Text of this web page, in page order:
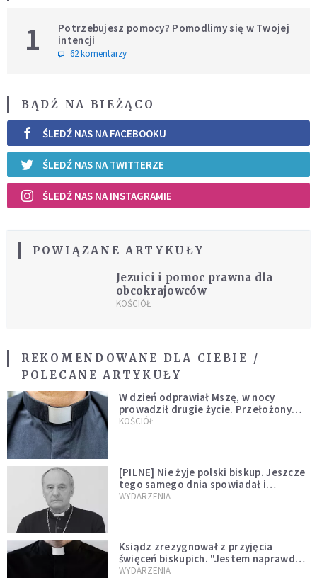
1
Potrzebujesz pomocy? Pomodlimy się w Twojej
intencji
62 komentarzy
BĄDŹ NA BIEŻĄCO
ŚLEDŹ NAS NA FACEBOOKU
ŚLEDŹ NAS NA TWITTERZE
ŚLEDŹ NAS NA INSTAGRAMIE
POWIĄZANE ARTYKUŁY
Jezuici i pomoc prawna dla
obcokrajowców
KOŚCIÓŁ
REKOMENDOWANE DLA CIEBIE /
POLECANE ARTYKUŁY
W dzień odprawiał Mszę, w nocy
prowadził drugie życie. Przełożony
kazał mu opuścić zakon
KOŚCIÓŁ
[PILNE] Nie żyje polski biskup. Jeszcze
tego samego dnia spowiadał i
sprawował Mszę świętą
WYDARZENIA
Ksiądz zrezygnował z przyjęcia
święceń biskupich. "Jestem naprawdę
niegodny"
WYDARZENIA